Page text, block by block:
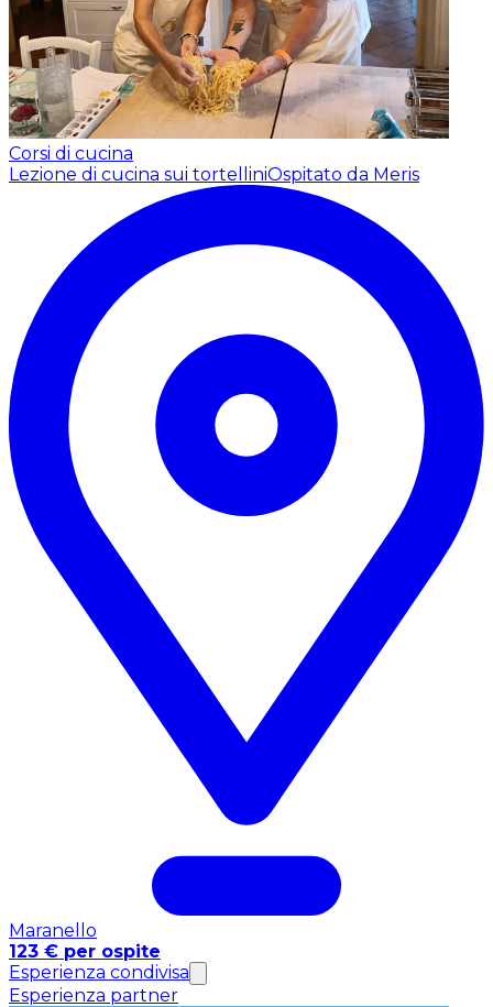
Corsi di cucina
Lezione di cucina sui tortelliniOspitato da Meris
Maranello
123 € per ospite
Esperienza condivisa
Esperienza partner